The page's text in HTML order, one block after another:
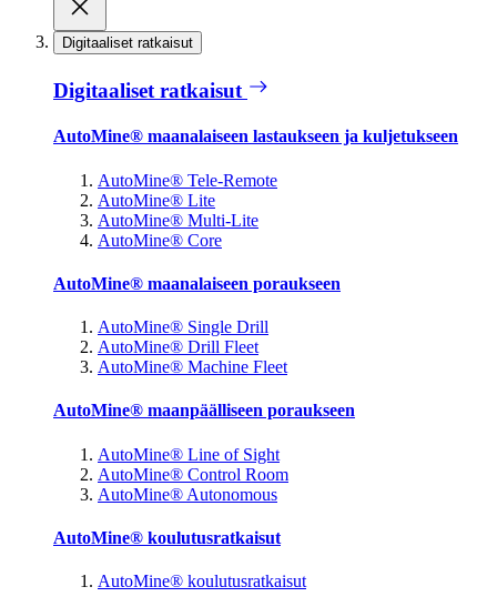
Digitaaliset ratkaisut
Digitaaliset ratkaisut
AutoMine® maanalaiseen lastaukseen ja kuljetukseen
AutoMine® Tele-Remote
AutoMine® Lite
AutoMine® Multi-Lite
AutoMine® Core
AutoMine® maanalaiseen poraukseen
AutoMine® Single Drill
AutoMine® Drill Fleet
AutoMine® Machine Fleet
AutoMine® maanpäälliseen poraukseen
AutoMine® Line of Sight
AutoMine® Control Room
AutoMine® Autonomous
AutoMine® koulutusratkaisut
AutoMine® koulutusratkaisut